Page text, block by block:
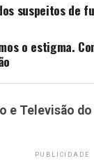
suspeitos de
o estigma.
e Televisão do
PUBLICIDADE